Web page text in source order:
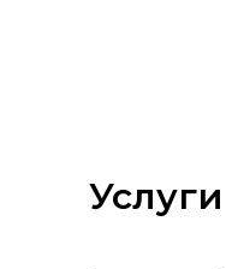
Услуги